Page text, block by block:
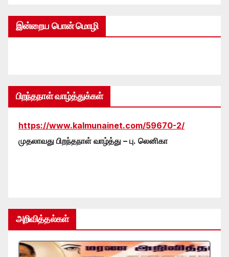
இன்றைய பொன் மொழி
பிறந்தநாள் வாழ்த்துக்கள்
https://www.kalmunainet.com/59670-2/
முதலாவது பிறந்தநாள் வாழ்த்து – பு. லெனிகா
அறிவித்தல்கள்